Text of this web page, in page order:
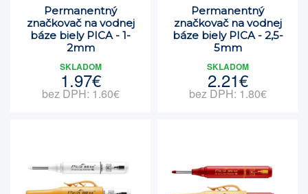
Permanentný
značkovač na vodnej
báze biely PICA - 1-
2mm
SKLADOM
1.97€
bez DPH: 1.60€
Permanentný
značkovač na vodnej
báze biely PICA - 2,5-
5mm
SKLADOM
2.21€
bez DPH: 1.80€